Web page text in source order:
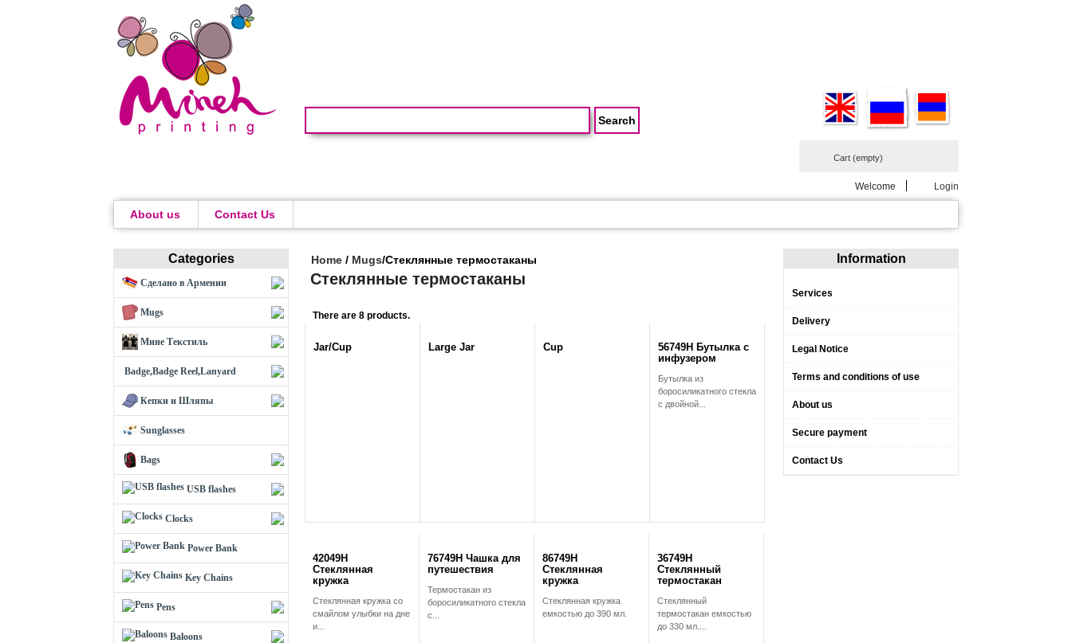
Cart (empty)
Welcome Login
About us Contact Us
Categories
Сделано в Армении
Mugs
Мине Текстиль
Badge,Badge Reel,Lanyard
Кепки и Шляпы
Sunglasses
Bags
USB flashes
Clocks
Power Bank
Key Chains
Pens
Baloons
Home / Mugs/Стеклянные термостаканы
Стеклянные термостаканы
There are 8 products.
Jar/Cup Large Jar Cup
56749H Бутылка с
инфузером
Бутылка из
боросиликатного стекла
с двойной...
42049H
Стеклянная
кружка
Стеклянная кружка со
смайлом улыбки на дне
и...
76749H Чашка для
путешествия
Термостакан из
боросиликатного стекла
с...
86749H
Стеклянная
кружка
Стеклянная кружка
емкостью до 390 мл.
36749H
Стеклянный
термостакан
Стеклянный
термостакан емкостью
до 330 мл....
Information
Services
Delivery
Legal Notice
Terms and conditions of use
About us
Secure payment
Contact Us